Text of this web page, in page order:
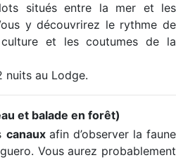
situés entre la mer et les
y découvrirez le rythme de
et les coutumes de la
nuits au Lodge.
et balade en forêt)
canaux afin d’observer la faune
Vous aurez probablement